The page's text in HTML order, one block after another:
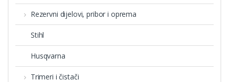
Rezervni dijelovi, pribor i oprema
Stihl
Husqvarna
Trimeri i čistači